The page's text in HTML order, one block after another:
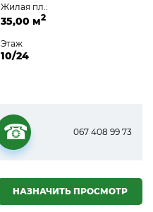
Жилая пл.:
35,00 м2
Этаж
10/24
☎
067 408 99 73
НАЗНАЧИТЬ ПРОСМОТР